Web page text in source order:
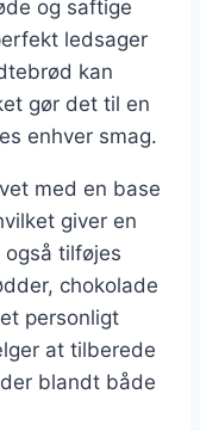
og saftige
ledsager
kan
gør det til en
enhver smag.
med en base
giver en
tilføjes
chokolade
personligt
at tilberede
blandt både